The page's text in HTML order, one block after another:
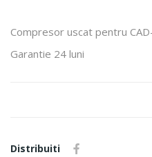
Compresor uscat pentru
Garantie 24 luni
Distribuiti